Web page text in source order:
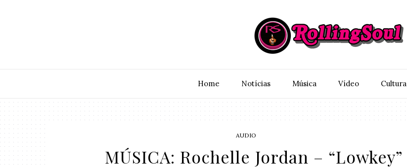
Home Notí­cias Música Vídeo Cultura
AUDIO
MÚSICA: Rochelle Jordan – “Lowkey”